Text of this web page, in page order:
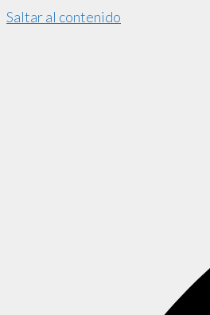
Saltar al contenido